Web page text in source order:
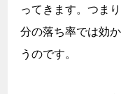
ってきます。つま
分の落ち率では効
うのです。